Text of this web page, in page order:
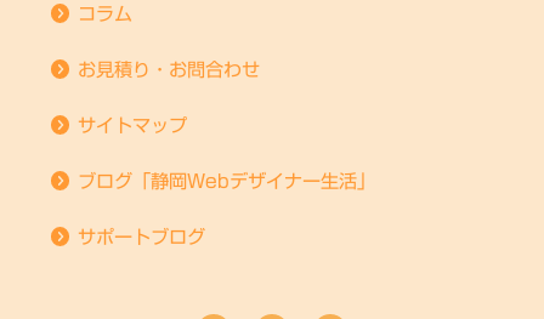
コラム
お見積り・お問合わせ
サイトマップ
ブログ「静岡Webデザイナー生活」
サポートブログ